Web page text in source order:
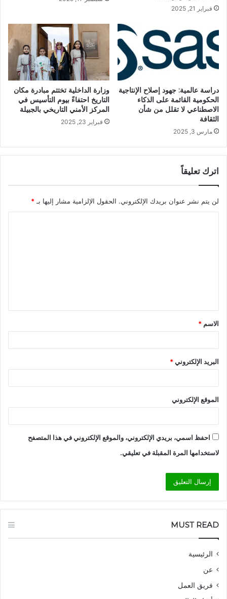
فبراير 21, 2025
دراسة عالمية: جهود إصلاح الإنتاجية
الحكومية القائمة على الذكاء
الاصطناعي لا تقلل من شأن
الثقافة
مارس 3, 2025
وزارة الداخلية تختتم مبادرة مكان
التاريخ احتفاءً بيوم التأسيس في
المركز الأمني التاريخي بالجبيلة
فبراير 23, 2025
اترك تعليقاً
لن يتم نشر عنوان بريدك الإلكتروني. الحقول الإلزامية مشار إليها بـ*
ق
*
الاسم *
البريد الإلكتروني*
الموقع الإلكتروني
احفظ اسمي، بريدي الإلكتروني، والموقع الإلكتروني في هذا المتصفح
لاستخدامها المرة المقبلة في تعليقي.
MUST READ
الرئيسية
عن
فريق العمل